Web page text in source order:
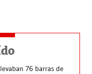
76 barras de